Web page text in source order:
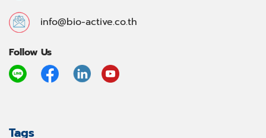
info@bio-active.co.th
Follow Us
Tags